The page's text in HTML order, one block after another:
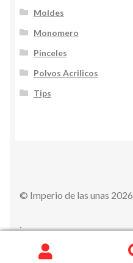
Moldes
Monomero
Pinceles
Polvos Acrilicos
Tips
© Imperio de las unas 2026